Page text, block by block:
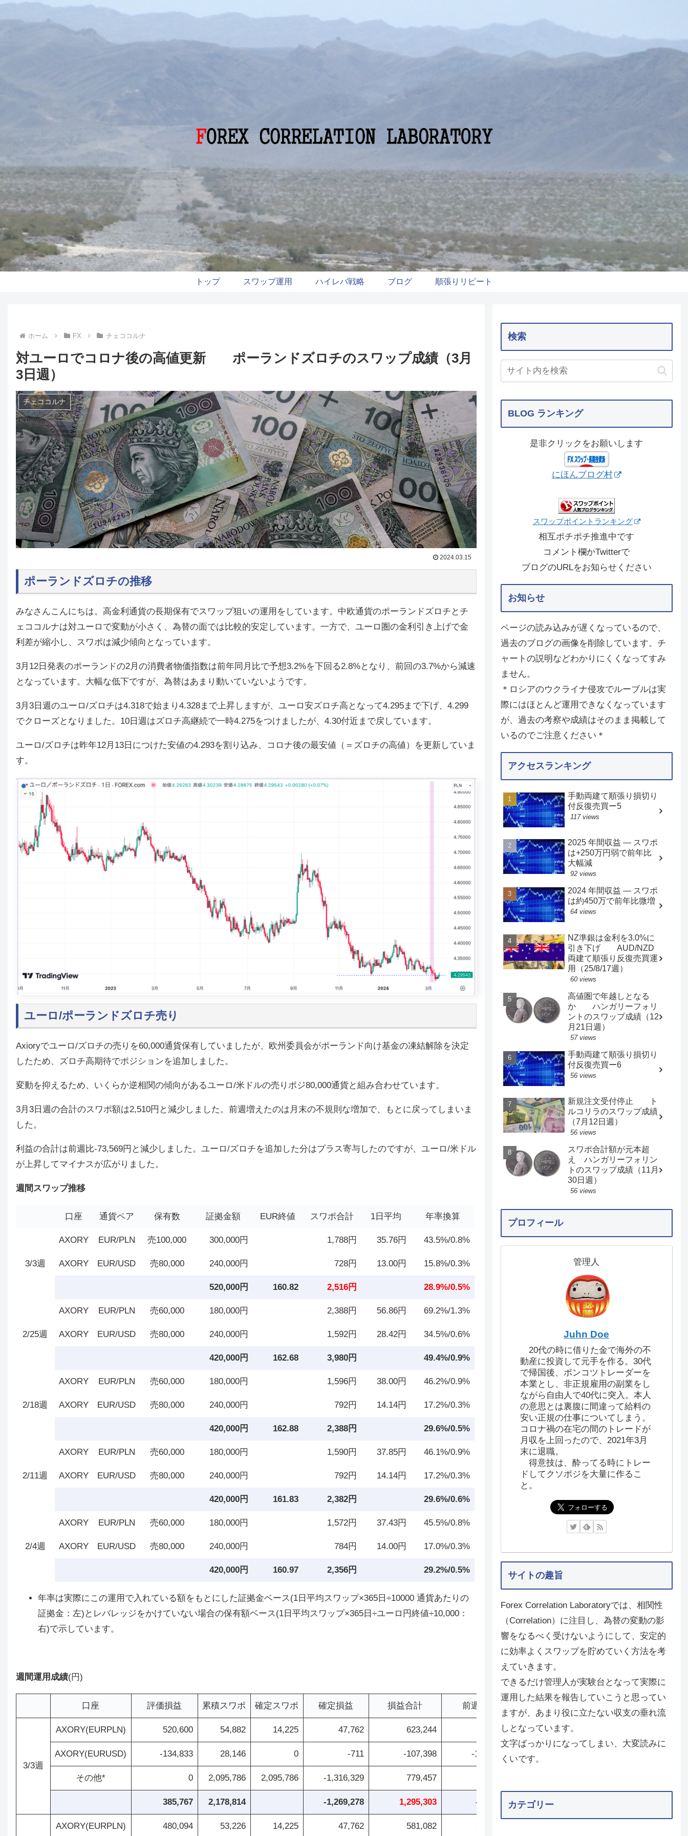
トップ スワップ運用 ハイレバ戦略 ブログ 順張りリピート
ホーム FX チェココルナ
対ユーロでコロナ後の高値更新 ポーランドズロチのスワップ成績（3月
3日週）
チェココルナ
2024.03.15
ポーランドズロチの推移
みなさんこんにちは。高金利通貨の長期保有でスワップ狙いの運用をしています。中欧通貨のポーランドズロチとチ
ェココルナは対ユーロで変動が小さく、為替の面では比較的安定しています。一方で、ユーロ圏の金利引き上げで金
利差が縮小し、スワポは減少傾向となっています。
3月12日発表のポーランドの2月の消費者物価指数は前年同月比で予想3.2%を下回る2.8%となり、前回の3.7%から減速
となっています。大幅な低下ですが、為替はあまり動いていないようです。
3月3日週のユーロ/ズロチは4.318で始まり4.328まで上昇しますが、ユーロ安ズロチ高となって4.295まで下げ、4.299
でクローズとなりました。10日週はズロチ高継続で一時4.275をつけましたが、4.30付近まで戻しています。
ユーロ/ズロチは昨年12月13日につけた安値の4.293を割り込み、コロナ後の最安値（＝ズロチの高値）を更新していま
す。
ユーロ/ポーランドズロチ売り
Axioryでユーロ/ズロチの売りを60,000通貨保有していましたが、欧州委員会がポーランド向け基金の凍結解除を決定
したため、ズロチ高期待でポジションを追加しました。
変動を抑えるため、いくらか逆相関の傾向があるユーロ/米ドルの売りポジ80,000通貨と組み合わせています。
3月3日週の合計のスワポ額は2,510円と減少しました。前週増えたのは月末の不規則な増加で、もとに戻ってしまいま
した。
利益の合計は前週比-73,569円と減少しました。ユーロ/ズロチを追加した分はプラス寄与したのですが、ユーロ/米ドル
が上昇してマイナスが広がりました。
週間スワップ推移
口座 通貨ペア 保有数 証拠金額 EUR終値 スワポ合計 1日平均 年率換算
3/3週
AXORY EUR/PLN 売100,000 300,000円 1,788円 35.76円 43.5%/0.8%
AXORY EUR/USD 売80,000 240,000円 728円 13.00円 15.8%/0.3%
520,000円 160.82 2,516円 28.9%/0.5%
2/25週
AXORY EUR/PLN 売60,000 180,000円 2,388円 56.86円 69.2%/1.3%
AXORY EUR/USD 売80,000 240,000円 1,592円 28.42円 34.5%/0.6%
420,000円 162.68 3,980円 49.4%/0.9%
2/18週
AXORY EUR/PLN 売60,000 180,000円 1,596円 38.00円 46.2%/0.9%
AXORY EUR/USD 売80,000 240,000円 792円 14.14円 17.2%/0.3%
420,000円 162.88 2,388円 29.6%/0.5%
2/11週
AXORY EUR/PLN 売60,000 180,000円 1,590円 37.85円 46.1%/0.9%
AXORY EUR/USD 売80,000 240,000円 792円 14.14円 17.2%/0.3%
420,000円 161.83 2,382円 29.6%/0.6%
2/4週
AXORY EUR/PLN 売60,000 180,000円 1,572円 37.43円 45.5%/0.8%
AXORY EUR/USD 売80,000 240,000円 784円 14.00円 17.0%/0.3%
420,000円 160.97 2,356円 29.2%/0.5%
年率は実際にこの運用で入れている額をもとにした証拠金ベース(1日平均スワップ×365日÷10000 通貨あたりの
証拠金：左)とレバレッジをかけていない場合の保有額ベース(1日平均スワップ×365日÷ユーロ円終値÷10,000：
右)で示しています。
週間運用成績(円)
口座 評価損益 累積スワポ 確定スワポ 確定損益 損益合計 前週比
3/3週
AXORY(EURPLN) 520,600 54,882 14,225 47,762 623,244 42,162
AXORY(EURUSD) -134,833 28,146 0 -711 -107,398 -115,758
その他* 0 2,095,786 2,095,786 -1,316,329 779,457
385,767 2,178,814 -1,269,278 1,295,303 -73,596
AXORY(EURPLN) 480,094 53,226 14,225 47,762 581,082 -29,211
検索
BLOG ランキング
是非クリックをお願いします
にほんブログ村
スワップポイントランキング
相互ポチポチ推進中です
コメント欄かTwitterで
ブログのURLをお知らせください
お知らせ
ページの読み込みが遅くなっているので、
過去のブログの画像を削除しています。チ
ャートの説明などわかりにくくなってすみ
ません。
＊ロシアのウクライナ侵攻でルーブルは実
際にはほとんど運用できなくなっています
が、過去の考察や成績はそのまま掲載して
いるのでご注意ください＊
アクセスランキング
手動両建て順張り損切り
付反復売買ー5
117 views
2025 年間収益 — スワポ
は+250万円弱で前年比
大幅減
92 views
2024 年間収益 — スワポ
は約450万で前年比微増
64 views
NZ準銀は金利を3.0%に
引き下げ AUD/NZD
両建て順張り反復売買運
用（25/8/17週）
60 views
高値圏で年越しとなる
か ハンガリーフォリ
ントのスワップ成績（12
月21日週）
57 views
手動両建て順張り損切り
付反復売買ー6
56 views
新規注文受付停止 ト
ルコリラのスワップ成績
（7月12日週）
56 views
スワポ合計額が元本超
え ハンガリーフォリン
トのスワップ成績（11月
30日週）
56 views
プロフィール
管理人
Juhn Doe
20代の時に借りた金で海外の不
動産に投資して元手を作る。30代
で帰国後、ポンコツトレーダーを
本業とし、非正規雇用の副業をし
ながら自由人で40代に突入。本人
の意思とは裏腹に間違って給料の
安い正規の仕事についてしまう。
コロナ禍の在宅の間のトレードが
月収を上回ったので、2021年3月
末に退職。
得意技は、酔ってる時にトレー
ドしてクソポジを大量に作るこ
と。
サイトの趣旨
Forex Correlation Laboratoryでは、相関性
（Correlation）に注目し、為替の変動の影
響をなるべく受けないようにして、安定的
に効率よくスワップを貯めていく方法を考
えていきます。
できるだけ管理人が実験台となって実際に
運用した結果を報告していこうと思ってい
ますが、あまり役に立たない収支の垂れ流
しとなっています。
文字ばっかりになってしまい、大変読みに
くいです。
カテゴリー